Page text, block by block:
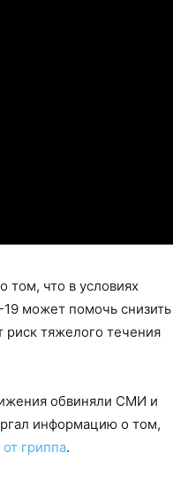
том, что в условиях
19 может помочь снизить
риск тяжелого течения
обвиняли СМИ и
информацию о том,
гриппа.